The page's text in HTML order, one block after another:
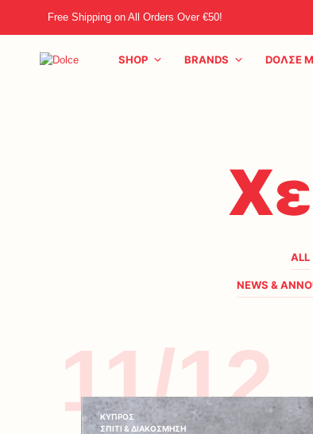
Free Shipping on All Orders Over €50!
SHOP BRANDS DOΛΣE
ALL
NEWS &
11/12
ΚΥΠΡΟΣ
ΣΠΙΤΙ & ΔΙΑΚΟΣΜΗΣΗ